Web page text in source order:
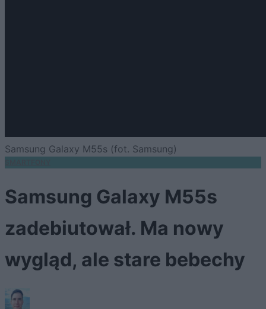
Samsung Galaxy M55s (fot. Samsung)
Samsung Galaxy M55s
zadebiutował. Ma nowy
wygląd, ale stare bebechy